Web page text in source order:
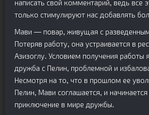
написать свой комментарий, ведь все
только стимулируют нас добавлять
Мави — повар, живущая с
Потеряв работу, она устраивается в
Азизоглу. Условием получения работы
дружба с Пелин, проблемной и
Несмотря на то, что в прошлом ее
Пелин, Мави соглашается, и
приключение в мире дружбы.